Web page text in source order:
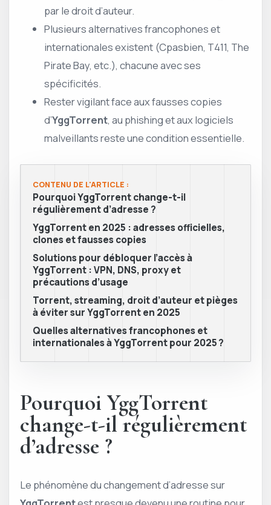
par le droit d’auteur.
Plusieurs alternatives francophones et
internationales existent (Cpasbien, T411, The
Pirate Bay, etc.), chacune avec ses
spécificités.
Rester vigilant face aux fausses copies
d’YggTorrent, au phishing et aux logiciels
malveillants reste une condition essentielle.
CONTENU DE L'ARTICLE :
Pourquoi YggTorrent change-t-il
régulièrement d’adresse ?
YggTorrent en 2025 : adresses officielles,
clones et fausses copies
Solutions pour débloquer l’accès à
YggTorrent : VPN, DNS, proxy et
précautions d’usage
Torrent, streaming, droit d’auteur et pièges
à éviter sur YggTorrent en 2025
Quelles alternatives francophones et
internationales à YggTorrent pour 2025 ?
Pourquoi YggTorrent
change-t-il régulièrement
d’adresse ?
Le phénomène du changement d’adresse sur